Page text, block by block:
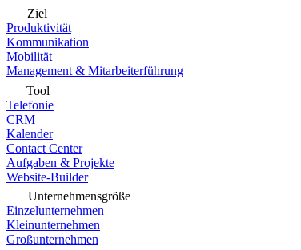
Ziel
Produktivität
Kommunikation
Mobilität
Management & Mitarbeiterführung
Tool
Telefonie
CRM
Kalender
Contact Center
Aufgaben & Projekte
Website-Builder
Unternehmensgröße
Einzelunternehmen
Kleinunternehmen
Großunternehmen